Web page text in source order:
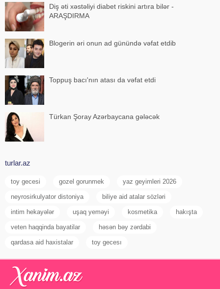
Diş əti xəstəliyi diabet riskini artıra bilər -
ARAŞDIRMA
Blogerin əri onun ad günündə vəfat etdib
Toppuş bacı'nın atası da vəfat etdi
Türkan Şoray Azərbaycana gələcək
turlar.az
toy gecesi gozel gorunmek yaz geyimleri 2026
neyrosirkulyator distoniya biliye aid atalar sözləri
intim hekayələr uşaq yeməyi kosmetika hakışta
veten haqqinda bayatilar həsən bəy zərdabi
qardasa aid haxistalar toy gecesı